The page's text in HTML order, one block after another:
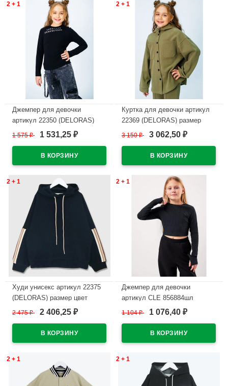
2 + 1
Джемпер для девочки
артикул 22350 (DELORAS)
размер цвет светло-бежевый
1 575₽ 1 531,25 ₽
2 + 1
Куртка для девочки артикул
22369 (DELORAS) размер
цвет светло-хаки
3 150₽ 3 062,50 ₽
2 + 1
Худи унисекс артикул 22375
(DELORAS) размер цвет
2 475₽ 2 406,25 ₽
2 + 1
Джемпер для девочки
артикул CLE 856884шл
размер 34/134-40/152 цвет
1 104₽ 1 076,40 ₽
2 + 1 2 + 1